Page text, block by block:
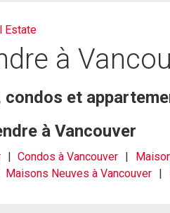
Estate
à
et
à Vancouver
Condos à Vancouver
Maisons Neuves à Vancouver